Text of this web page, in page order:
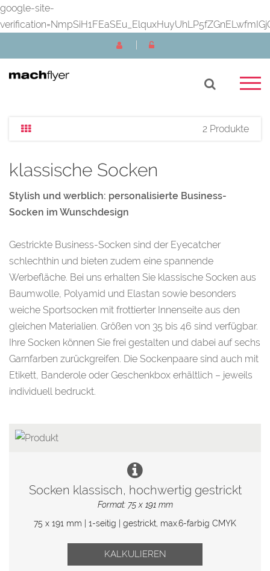
google-site-
2 Produkte
klassische Socken
Stylish und werblich: personalisierte Business-
Socken im Wunschdesign
Gestrickte Business-Socken sind der Eyecatcher
schlechthin und bieten zudem eine spannende
Werbefläche. Bei uns erhalten Sie klassische Socken aus
Baumwolle, Polyamid und Elastan sowie besonders
weiche Sportsocken mit frottierter Innenseite aus den
gleichen Materialien. Größen von 35 bis 46 sind verfügbar.
Ihre Socken können Sie frei gestalten und dabei auf sechs
Garnfarben zurückgreifen. Die Sockenpaare sind auch mit
Etikett, Banderole oder Geschenkbox erhältlich – jeweils
individuell bedruckt.
Socken klassisch, hochwertig gestrickt
Format: 75 x 191 mm
75 x 191 mm | 1-seitig | gestrickt, max.6-farbig CMYK
KALKULIEREN